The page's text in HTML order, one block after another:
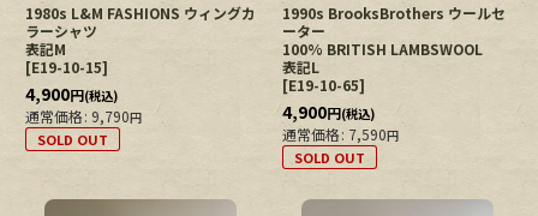
1980s L&M FASHIONS ウィングカ
ラーシャツ
表記M
[E19-10-15]
4,900円(税込)
通常価格: 9,790円
SOLD OUT
1990s BrooksBrothers ウールセ
ーター
100% BRITISH LAMBSWOOL
表記L
[E19-10-65]
4,900円(税込)
通常価格: 7,590円
SOLD OUT